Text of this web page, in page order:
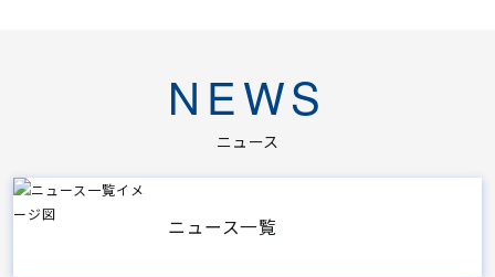
NEWS
ニュース
ニュース一覧